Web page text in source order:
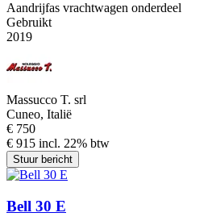
Aandrijfas vrachtwagen onderdeel
Gebruikt
2019
Massucco T. srl
Cuneo, Italië
€ 750
€ 915 incl. 22% btw
Stuur bericht
Bell 30 E